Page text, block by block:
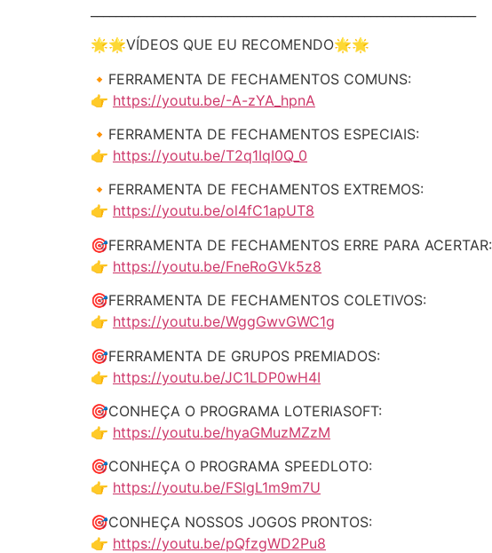
🌟🌟VÍDEOS QUE EU RECOMENDO🌟🌟
🔸FERRAMENTA DE FECHAMENTOS COMUNS:
👉 https://youtu.be/-A-zYA_hpnA
🔸FERRAMENTA DE FECHAMENTOS ESPECIAIS:
👉 https://youtu.be/T2q1IqI0Q_0
🔸FERRAMENTA DE FECHAMENTOS EXTREMOS:
👉 https://youtu.be/ol4fC1apUT8
🎯FERRAMENTA DE FECHAMENTOS ERRE PARA ACERTAR:
👉 https://youtu.be/FneRoGVk5z8
🎯FERRAMENTA DE FECHAMENTOS COLETIVOS:
👉 https://youtu.be/WggGwvGWC1g
🎯FERRAMENTA DE GRUPOS PREMIADOS:
👉 https://youtu.be/JC1LDP0wH4I
🎯CONHEÇA O PROGRAMA LOTERIASOFT:
👉 https://youtu.be/hyaGMuzMZzM
🎯CONHEÇA O PROGRAMA SPEEDLOTO:
👉 https://youtu.be/FSlgL1m9m7U
🎯CONHEÇA NOSSOS JOGOS PRONTOS:
👉 https://youtu.be/pQfzgWD2Pu8